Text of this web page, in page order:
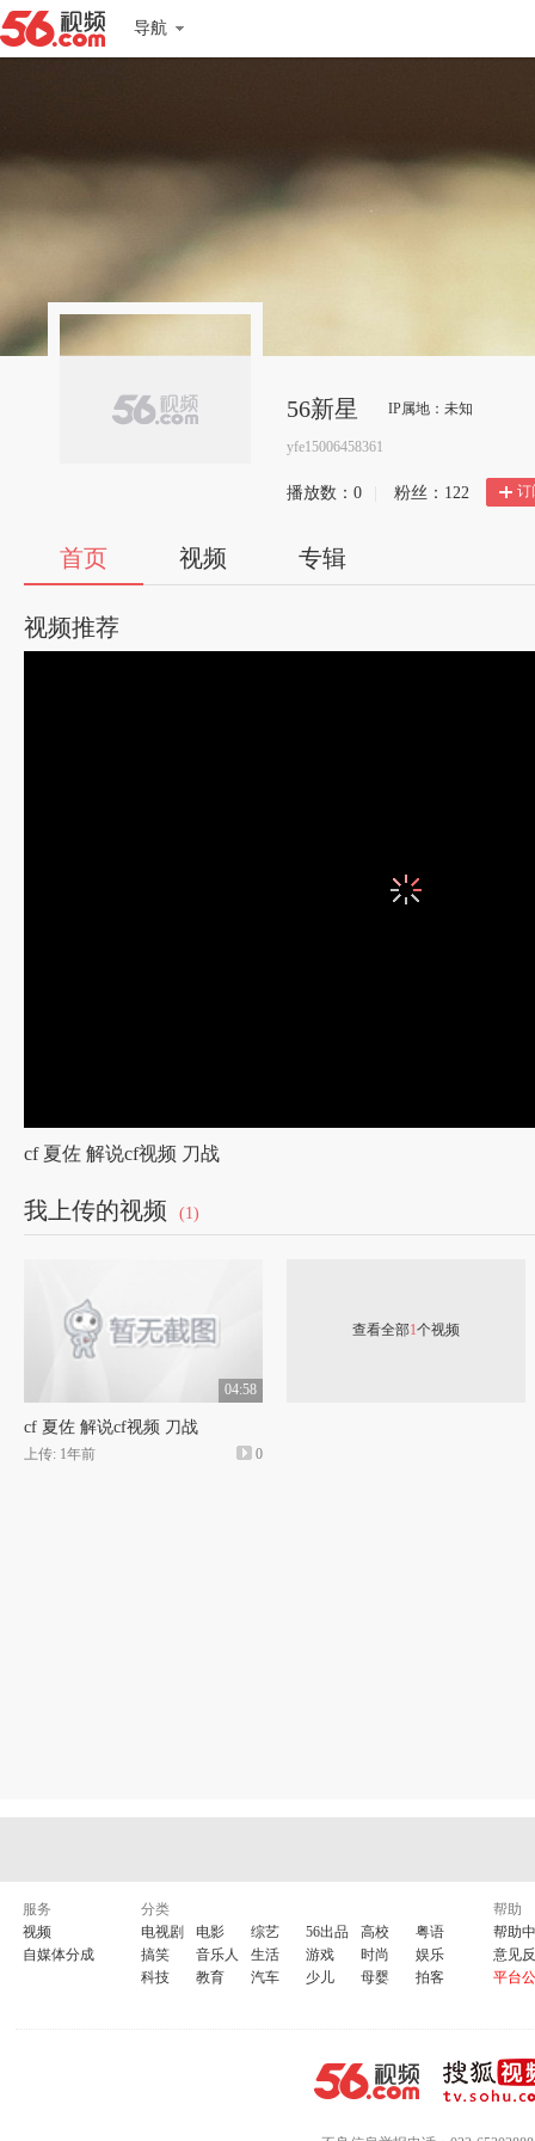
导航
56新星 IP属地：未知
yfe15006458361
播放数： 0 粉丝： 122 订
首页 视频 专辑
视频推荐
cf 夏佐 解说cf视频 刀战
我上传的视频 (1)
04:58
cf 夏佐 解说cf视频 刀战
上传: 1年前 0
查看全部1个视频
服务
视频
自媒体分成
分类
电视剧
电影 综艺 56出品 高校
粤语
搞笑
音乐人 生活 游戏 时尚
娱乐
科技
教育 汽车 少儿 母婴 拍客
帮助
帮助
意见
平台